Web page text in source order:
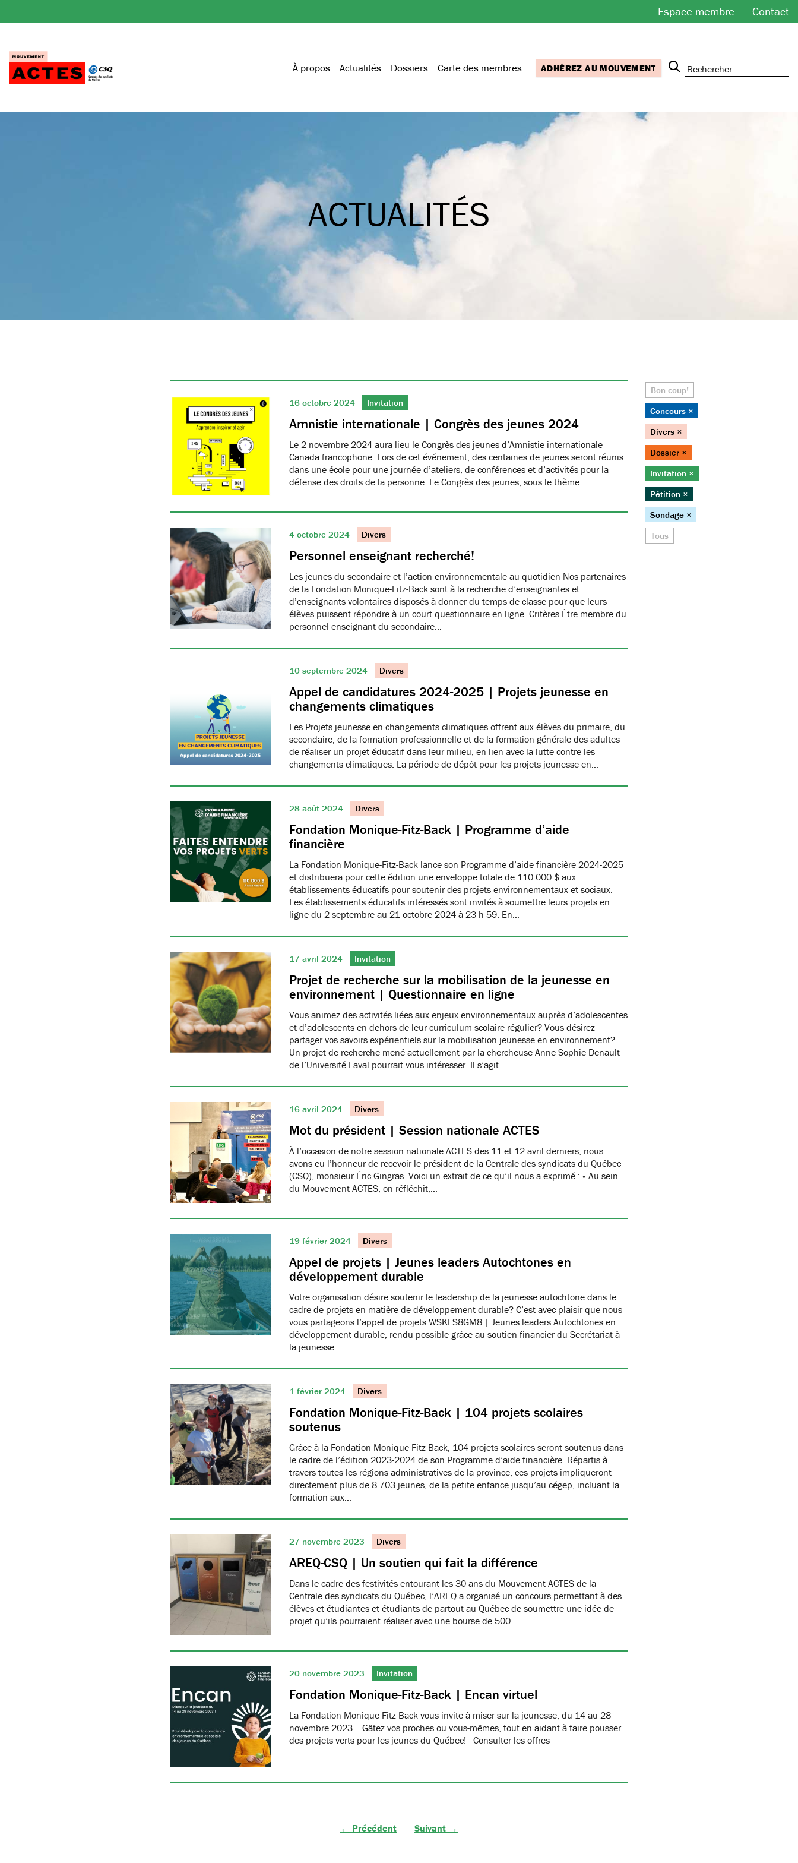
au
Espace membre Contact
À propos Actualités Dossiers Carte des membres ADHÉREZ AU MOUVEMENT
ACTUALITÉS
16 octobre 2024 Invitation
Amnistie internationale | Congrès des jeunes 2024
Le 2 novembre 2024 aura lieu le Congrès des jeunes d’Amnistie internationale
Canada francophone. Lors de cet événement, des centaines de jeunes seront réunis
dans une école pour une journée d’ateliers, de conférences et d’activités pour la
défense des droits de la personne. Le Congrès des jeunes, sous le thème…
4 octobre 2024 Divers
Personnel enseignant recherché!
Les jeunes du secondaire et l’action environnementale au quotidien Nos partenaires
de la Fondation Monique-Fitz-Back sont à la recherche d’enseignantes et
d’enseignants volontaires disposés à donner du temps de classe pour que leurs
élèves puissent répondre à un court questionnaire en ligne. Critères Être membre du
personnel enseignant du secondaire…
10 septembre 2024 Divers
Appel de candidatures 2024-2025 | Projets jeunesse en
changements climatiques
Les Projets jeunesse en changements climatiques offrent aux élèves du primaire, du
secondaire, de la formation professionnelle et de la formation générale des adultes
de réaliser un projet éducatif dans leur milieu, en lien avec la lutte contre les
changements climatiques. La période de dépôt pour les projets jeunesse en…
28 août 2024 Divers
Fondation Monique-Fitz-Back | Programme d’aide
financière
La Fondation Monique-Fitz-Back lance son Programme d’aide financière 2024-2025
et distribuera pour cette édition une enveloppe totale de 110 000 $ aux
établissements éducatifs pour soutenir des projets environnementaux et sociaux.
Les établissements éducatifs intéressés sont invités à soumettre leurs projets en
ligne du 2 septembre au 21 octobre 2024 à 23 h 59. En…
17 avril 2024 Invitation
Projet de recherche sur la mobilisation de la jeunesse en
environnement | Questionnaire en ligne
Vous animez des activités liées aux enjeux environnementaux auprès d’adolescentes
et d’adolescents en dehors de leur curriculum scolaire régulier? Vous désirez
partager vos savoirs expérientiels sur la mobilisation jeunesse en environnement?
Un projet de recherche mené actuellement par la chercheuse Anne-Sophie Denault
de l’Université Laval pourrait vous intéresser. Il s’agit…
16 avril 2024 Divers
Mot du président | Session nationale ACTES
À l’occasion de notre session nationale ACTES des 11 et 12 avril derniers, nous
avons eu l’honneur de recevoir le président de la Centrale des syndicats du Québec
(CSQ), monsieur Éric Gingras. Voici un extrait de ce qu’il nous a exprimé : « Au sein
du Mouvement ACTES, on réfléchit,…
19 février 2024 Divers
Appel de projets | Jeunes leaders Autochtones en
développement durable
Votre organisation désire soutenir le leadership de la jeunesse autochtone dans le
cadre de projets en matière de développement durable? C’est avec plaisir que nous
vous partageons l’appel de projets WSKI S8GM8 | Jeunes leaders Autochtones en
développement durable, rendu possible grâce au soutien financier du Secrétariat à
la jeunesse.…
1 février 2024 Divers
Fondation Monique-Fitz-Back | 104 projets scolaires
soutenus
Grâce à la Fondation Monique-Fitz-Back, 104 projets scolaires seront soutenus dans
le cadre de l’édition 2023-2024 de son Programme d’aide financière. Répartis à
travers toutes les régions administratives de la province, ces projets impliqueront
directement plus de 8 703 jeunes, de la petite enfance jusqu’au cégep, incluant la
formation aux…
27 novembre 2023 Divers
AREQ-CSQ | Un soutien qui fait la différence
Dans le cadre des festivités entourant les 30 ans du Mouvement ACTES de la
Centrale des syndicats du Québec, l’AREQ a organisé un concours permettant à des
élèves et étudiantes et étudiants de partout au Québec de soumettre une idée de
projet qu’ils pourraient réaliser avec une bourse de 500…
20 novembre 2023 Invitation
Fondation Monique-Fitz-Back | Encan virtuel
La Fondation Monique-Fitz-Back vous invite à miser sur la jeunesse, du 14 au 28
novembre 2023. Gâtez vos proches ou vous-mêmes, tout en aidant à faire pousser
des projets verts pour les jeunes du Québec! Consulter les offres
Bon coup!
Concours ×
Divers ×
Dossier ×
Invitation ×
Pétition ×
Sondage ×
Tous
← Précédent Suivant →